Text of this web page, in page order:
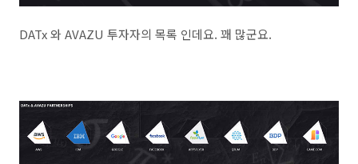
DATx 와 AVAZU 투자자의 목록 인데요. 꽤 많군요.